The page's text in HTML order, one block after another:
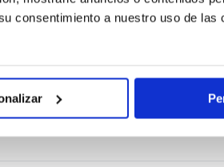
consentimiento a nuestro uso de las